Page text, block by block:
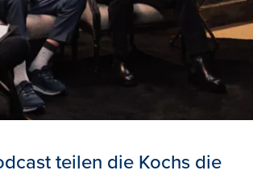
teilen die Kochs die